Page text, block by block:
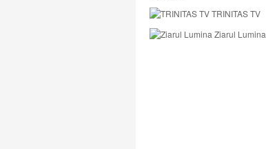
TRINITAS TV
Ziarul Lumina